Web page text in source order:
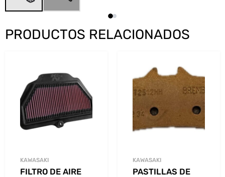
PRODUCTOS RELACIONADOS
KAWASAKI
FILTRO DE AIRE
KAWASAKI
PASTILLAS DE